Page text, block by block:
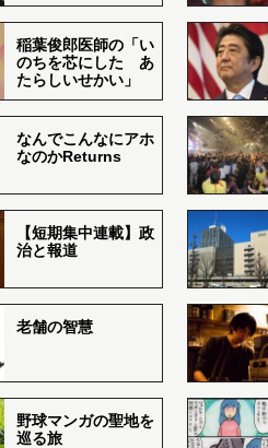
稲葉俊郎医師の「い
のちを芯にした あ
たらしいせかい」
なんでこんなにアホ
なのかReturns
【短期集中連載】政
治と報道
老舗の智慧
野球マンガの聖地を
巡る旅